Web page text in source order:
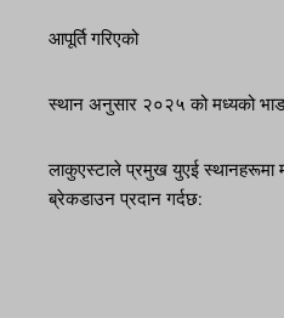
आपूर्ति गरिएको
स्थान अनुसार २०२५ को मध्यको
लाकुएस्टाले प्रमुख युएई स्थानहरूमा
ब्रेकडाउन प्रदान गर्दछ: